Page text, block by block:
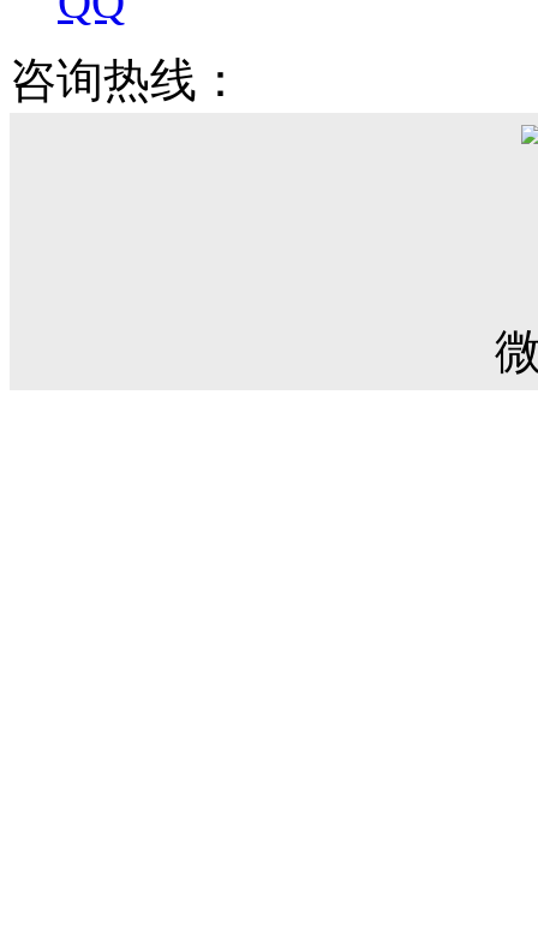
咨询热线：